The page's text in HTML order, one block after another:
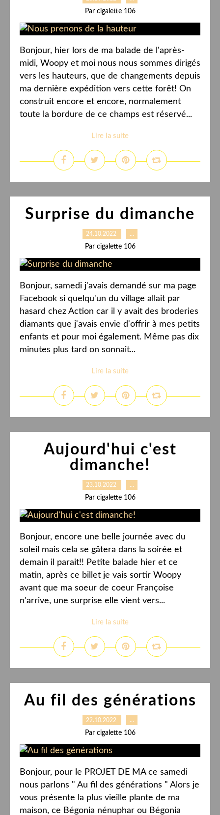
Par cigalette 106
Bonjour, hier lors de ma balade de l'après-
midi, Woopy et moi nous nous sommes dirigés
vers les hauteurs, que de changements depuis
ma dernière expédition vers cette forêt! On
construit encore et encore, normalement
toute la bordure de ce champs est réservé...
Lire la suite
Surprise du dimanche
24.10.2022 …
Par cigalette 106
Bonjour, samedi j'avais demandé sur ma page
Facebook si quelqu'un du village allait par
hasard chez Action car il y avait des broderies
diamants que j'avais envie d'offrir à mes petits
enfants et pour moi également. Même pas dix
minutes plus tard on sonnait...
Lire la suite
Aujourd'hui c'est
dimanche!
23.10.2022 …
Par cigalette 106
Bonjour, encore une belle journée avec du
soleil mais cela se gâtera dans la soirée et
demain il parait!! Petite balade hier et ce
matin, après ce billet je vais sortir Woopy
avant que ma soeur de coeur Françoise
n'arrive, une surprise elle vient vers...
Lire la suite
Au fil des générations
22.10.2022 …
Par cigalette 106
Bonjour, pour le PROJET DE MA ce samedi
nous parlons " Au fil des générations " Alors je
vous présente la plus vieille plante de ma
maison, ce Bégonia nénuphar ou Bégonia